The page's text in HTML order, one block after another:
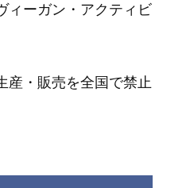
ィーガン・アクティビ
産・販売を全国で禁止